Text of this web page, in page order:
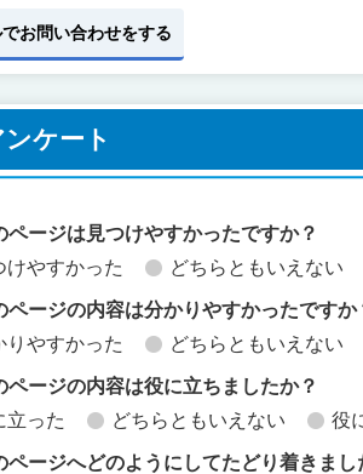
でお問い合わせをする
ンケート
ページは見つけやすかったですか？
けやすかった
どちらともいえない
ページの内容は分かりやすかったですか
りやすかった
どちらともいえない
ページの内容は役に立ちましたか？
立った
どちらともいえない 役
ページへどのようにしてたどり着きまし